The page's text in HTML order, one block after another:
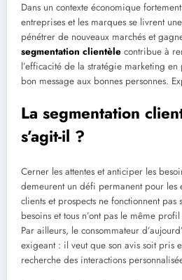
Dans un contexte économique
entreprises et les marques se livrent
pénétrer de nouveaux marchés et
segmentation clientèle contribue à
l’efficacité de la stratégie marketing en
bon message aux bonnes personnes.
La segmentation
s’agit-il ?
Cerner les attentes et anticiper les
demeurent un défi permanent pour les
clients et prospects ne fonctionnent pas
besoins et tous n’ont pas le même
Par ailleurs, le consommateur
exigeant : il veut que son avis soit pris
recherche des interactions